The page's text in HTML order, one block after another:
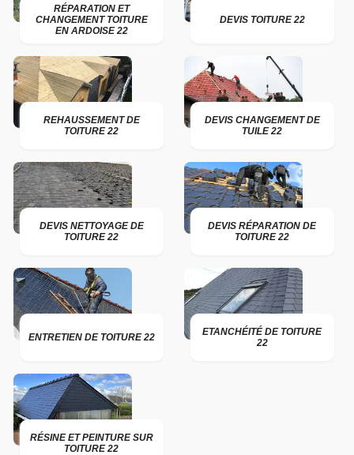
RÉPARATION ET
CHANGEMENT TOITURE
EN ARDOISE 22
DEVIS TOITURE 22
REHAUSSEMENT DE
TOITURE 22
DEVIS CHANGEMENT DE
TUILE 22
DEVIS NETTOYAGE DE
TOITURE 22
DEVIS RÉPARATION DE
TOITURE 22
ENTRETIEN DE TOITURE 22
ETANCHÉITÉ DE TOITURE
22
RÉSINE ET PEINTURE SUR
TOITURE 22